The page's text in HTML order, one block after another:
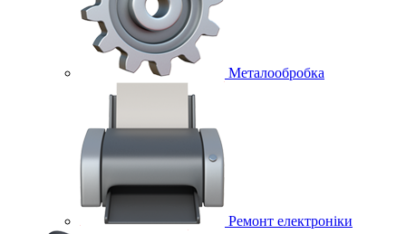
Металообробка
Ремонт електроніки